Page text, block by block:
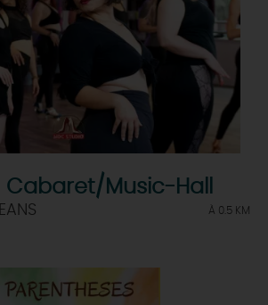
Cabaret/Music-Hall
À 0.5 KM